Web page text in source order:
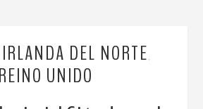
IRLANDA DEL NORTE
REINO UNIDO